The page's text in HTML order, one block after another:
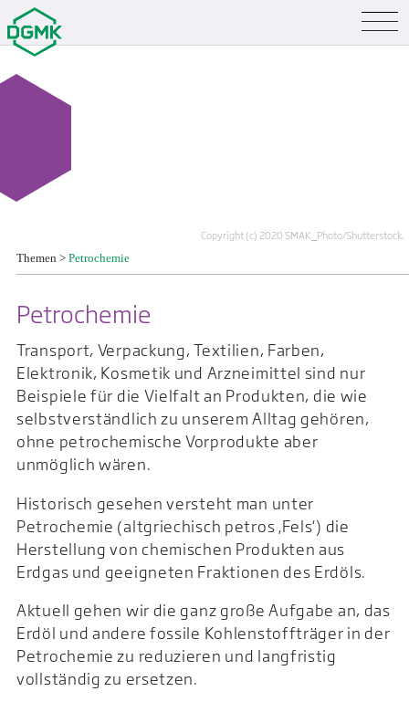
Copyright (c) 2020 SMAK_Photo/Shutterstock.
Themen > Petrochemie
Petrochemie
Transport, Verpackung, Textilien, Farben,
Elektronik, Kosmetik und Arzneimittel sind nur
Beispiele für die Vielfalt an Produkten, die wie
selbstverständlich zu unserem Alltag gehören,
ohne petrochemische Vorprodukte aber
unmöglich wären.
Historisch gesehen versteht man unter
Petrochemie (altgriechisch petros ‚Fels‘) die
Herstellung von chemischen Produkten aus
Erdgas und geeigneten Fraktionen des Erdöls.
Aktuell gehen wir die ganz große Aufgabe an, das
Erdöl und andere fossile Kohlenstoffträger in der
Petrochemie zu reduzieren und langfristig
vollständig zu ersetzen.